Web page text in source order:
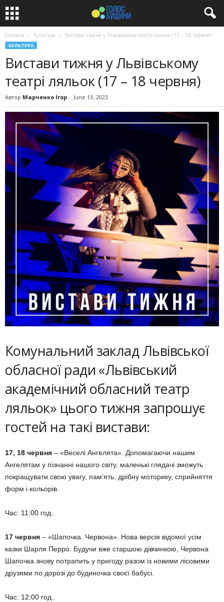
Головна Культура Вистави тижня у Львівському театрі ляльок (17 – 18 червня)
КУЛЬТУРА
Вистави тижня у Львівському
театрі ляльок (17 – 18 червня)
Автор Марченко Ігор - June 13, 2023
Комунальний заклад Львівської
обласної ради «Львівський
академічний обласний театр
ляльок» цього тижня запрошує
гостей на такі вистави:
17, 18 червня – «Веселі Ангелята». Допомагаючи нашим
Ангелятам у пізнанні нашого світу, маленькі глядачі зможуть
покращувати свою увагу, пам’ять, дрібну моторику, сприйняття
форм і кольорів.
Час: 11:00 год..
17 червня – «Шапочка. Червона». Нова версія відомої усім
казки Шарля Перро. Будучи вже старшою дівчинкою, Червона
Шапочка знову потрапить у пригоду разом із новими лісовими
друзями по дорозі до будиночка своєї бабусі.
Час: 12:00 год..